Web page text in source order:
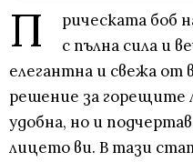
П
рическата боб
с пълна сила и
елегантна и свежа от
решение за горещите
удобна, но и
лицето ви. В тази